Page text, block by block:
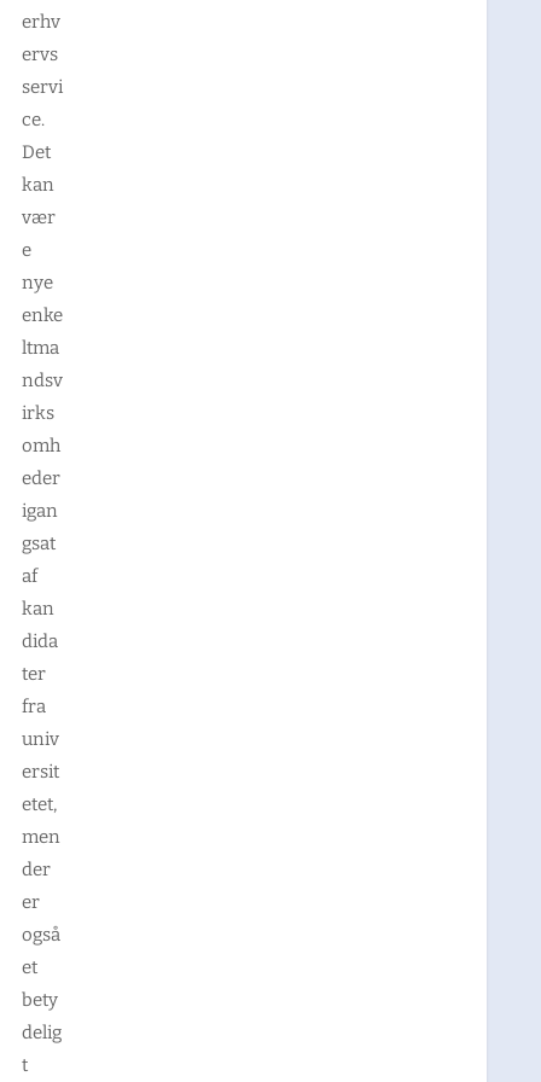
erhv
ervs
servi
ce.
Det
kan
vær
e
nye
enke
ltma
ndsv
irks
omh
eder
igan
gsat
af
kan
dida
ter
fra
univ
ersit
etet,
men
der
er
også
et
bety
delig
t